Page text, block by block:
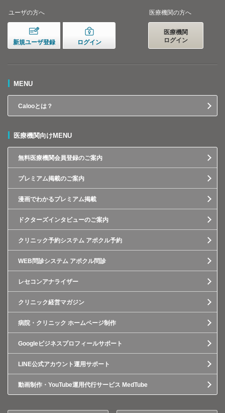
ユーザの方へ
新規ユーザ登録 ログイン
医療機関の方へ
医療機関
ログイン
MENU
Calooとは？
医療機関向けMENU
無料医療機関会員登録のご案内
プレミアム掲載のご案内
漫画でわかるプレミアム掲載
ドクターズインタビューのご案内
クリニック予約システム アポクル予約
WEB問診システム アポクル問診
レセコンアナライザー
クリニック経営マガジン
病院・クリニック ホームページ制作
Googleビジネスプロフィールサポート
LINE公式アカウント運用サポート
動画制作・YouTube運用代行サービス MedTube